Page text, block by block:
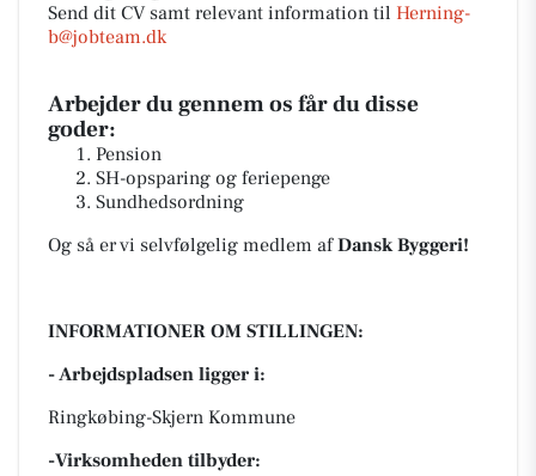
Send dit CV samt relevant information til Herning-
b@jobteam.dk
Arbejder du gennem os får du disse
goder:
Pension
SH-opsparing og feriepenge
Sundhedsordning
Og så er vi selvfølgelig medlem afDansk Byggeri!
INFORMATIONER OM STILLINGEN:
- Arbejdspladsen ligger i:
Ringkøbing-Skjern Kommune
-Virksomheden tilbyder: